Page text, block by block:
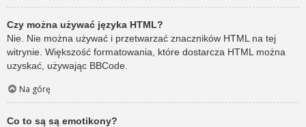
Czy można używać języka HTML?
Nie. Nie można używać i przetwarzać znaczników HTML na tej
witrynie. Większość formatowania, które dostarcza HTML można
uzyskać, używając BBCode.
Na górę
Co to są są emotikony?